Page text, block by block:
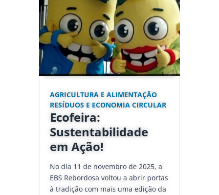
AGRICULTURA E ALIMENTAÇÃO
RESÍDUOS E ECONOMIA CIRCULAR
Ecofeira:
Sustentabilidade
em Ação!
No dia 11 de novembro de 2025, a
EBS Rebordosa voltou a abrir portas
à tradição com mais uma edição da